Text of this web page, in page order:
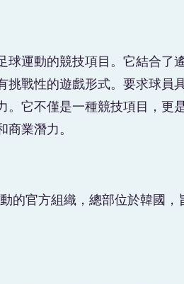
球運動的競技項目。它結合了
挑戰性的遊戲形式。要求球員
。它不僅是一種競技項目，更
業潛力。
的官方組織，總部位於韓國，